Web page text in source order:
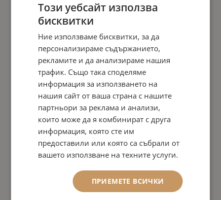
Този уебсайт използва
бисквитки
Ние използваме бисквитки, за да
персонализираме съдържанието,
рекламите и да анализираме нашия
трафик. Също така споделяме
информация за използването на
нашия сайт от ваша страна с нашите
партньори за реклама и анализи,
които може да я комбинират с друга
информация, която сте им
предоставили или която са събрали от
вашето използване на техните услуги.
ПРИЕМЕТЕ ВСИЧКИ